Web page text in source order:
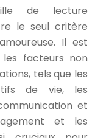
de lecture
le seul critère
Il est
facteurs non
tels que les
de vie, les
et
et les